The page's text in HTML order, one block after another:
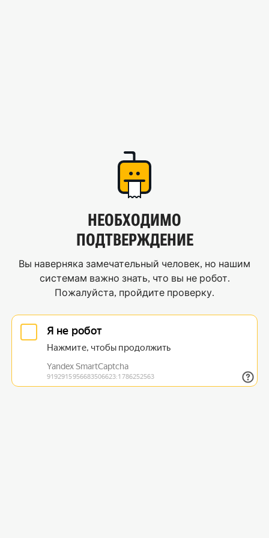
НЕОБХОДИМО
ПОДТВЕРЖДЕНИЕ
Вы наверняка замечательный человек, но нашим
системам важно знать, что вы не робот.
Пожалуйста, пройдите проверку.